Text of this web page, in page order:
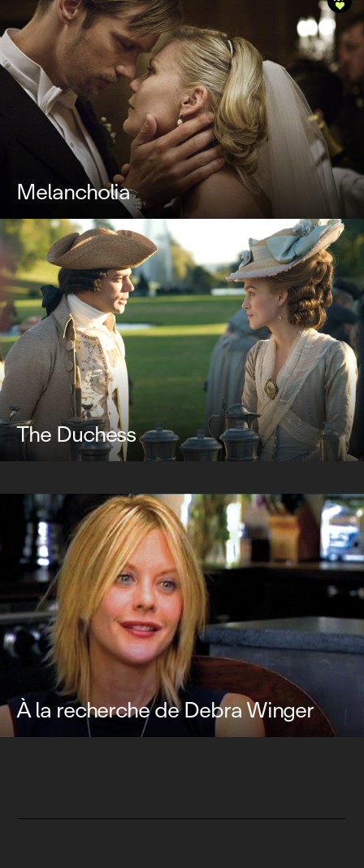
Melancholia
The Duchess
À la recherche de Debra Winger